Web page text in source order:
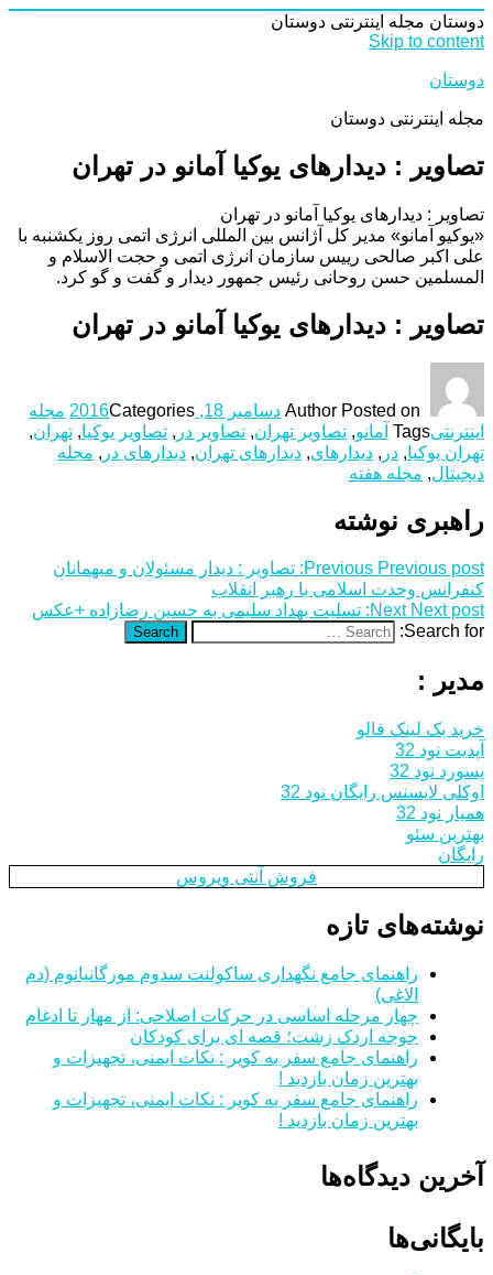
دوستان مجله اینترنتی دوستان
Skip to content
دوستان
مجله اینترنتی دوستان
تصاویر : دیدارهای یوکیا آمانو در تهران
تصاویر : دیدارهای یوکیا آمانو در تهران
«یوکیو آمانو» مدیر کل آژانس بین المللی انرژی اتمی روز یکشنبه با
علی اکبر صالحی رییس سازمان انرژی اتمی و حجت الاسلام و
المسلمین حسن روحانی رئیس جمهور دیدار و گفت و گو کرد.
تصاویر : دیدارهای یوکیا آمانو در تهران
Author Posted on دسامبر 18, 2016 Categories
مجله
اینترنتیTags آمانو, تصاویر تهران, تصاویر در , تصاویر یوکیا, تهران,
تهران یوکیا, در , دیدارهای, دیدارهای تهران, دیدارهای در , مجله
دیجیتال, مجله هفته
راهبری نوشته
Previous Previous post:
تصاویر : دیدار مسئولان و میهمانان
کنفرانس وحدت اسلامی‌ با رهبر انقلاب
Next Next post:
تسلیت بهداد سلیمی به حسین رضازاده +عکس
Search for:
Search
مدیر :
خرید بک لینک فالو
آپدیت نود 32
پسورد نود 32
اوکلی لایسنس رایگان نود 32
همیار نود 32
بهترین سئو
رایگان
فروش آنتی ویروس
نوشته‌های تازه
راهنمای جامع نگهداری ساکولنت سدوم مورگانیانوم (دم
الاغی)
چهار مرحله اساسی در حرکات اصلاحی: از مهار تا ادغام
جوجه اردک زشت؛ قصه ای برای کودکان
راهنمای جامع سفر به کویر : نکات ایمنی، تجهیزات و
بهترین زمان بازدید !
راهنمای جامع سفر به کویر : نکات ایمنی، تجهیزات و
بهترین زمان بازدید !
آخرین دیدگاه‌ها
بایگانی‌ها